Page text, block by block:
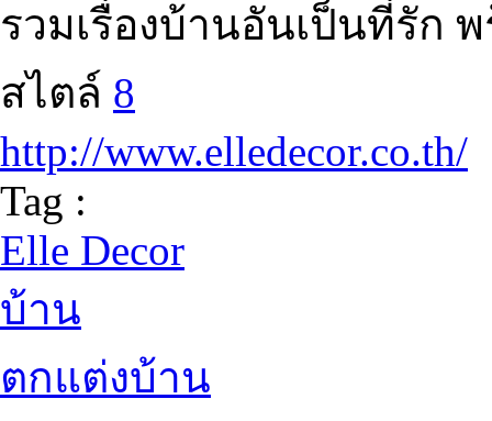
รวมเรื่องบ้านอันเป็นที่รัก
สไตล์ 8
http://www.elledecor.co.th/
Tag :
Elle Decor
บ้าน
ตกแต่งบ้าน